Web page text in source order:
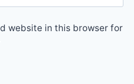
website in this browser for